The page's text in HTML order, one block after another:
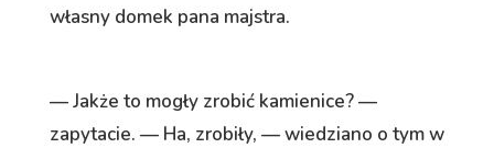
własny domek pana majstra.
— Jakże to mogły zrobić kamienice? —
zapytacie. — Ha, zrobiły, — wiedziano o tym w